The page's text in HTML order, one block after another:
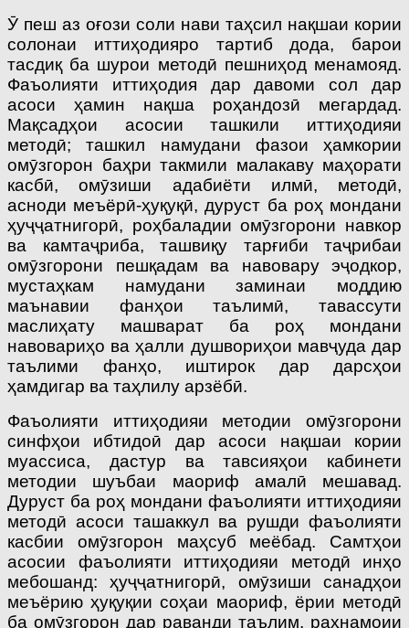
Ӯ пеш аз оғози соли нави таҳсил нақшаи кории
солонаи иттиҳодияро тартиб дода, барои
тасдиқ ба шурои методӣ пешниҳод менамояд.
Фаъолияти иттиҳодия дар давоми сол дар
асоси ҳамин нақша роҳандозӣ мегардад.
Мақсадҳои асосии ташкили иттиҳодияи
методӣ; ташкил намудани фазои ҳамкории
омӯзгорон баҳри такмили малакаву маҳорати
касбӣ, омӯзиши адабиёти илмӣ, методӣ,
асноди меъёрӣ-ҳуқуқӣ, дуруст ба роҳ мондани
ҳуҷҷатнигорӣ, роҳбаладии омӯзгорони навкор
ва камтаҷриба, ташвиқу тарғиби таҷрибаи
омӯзгорони пешқадам ва навовару эҷодкор,
мустаҳкам намудани заминаи моддию
маънавии фанҳои таълимӣ, тавассути
маслиҳату машварат ба роҳ мондани
навовариҳо ва ҳалли душвориҳои мавҷуда дар
таълими фанҳо, иштирок дар дарсҳои
ҳамдигар ва таҳлилу арзёбӣ.
Фаъолияти иттиҳодияи методии омӯзгорони
синфҳои ибтидоӣ дар асоси нақшаи кории
муассиса, дастур ва тавсияҳои кабинети
методии шуъбаи маориф амалӣ мешавад.
Дуруст ба роҳ мондани фаъолияти иттиҳодияи
методӣ асоси ташаккул ва рушди фаъолияти
касбии омӯзгорон маҳсуб меёбад. Самтҳои
асосии фаъолияти иттиҳодияи методӣ инҳо
мебошанд: ҳуҷҷатнигорӣ, омӯзиши санадҳои
меъёрию ҳу­қуқии соҳаи маориф, ёрии методӣ
ба омӯзгорон дар раванди таълим, раҳнамоии